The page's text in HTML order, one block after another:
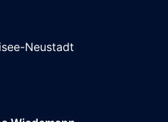
Neustadt